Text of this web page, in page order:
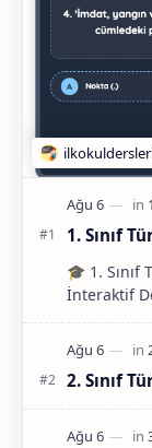
1. Sınıf
🎓 1. Sınıf
2. Sınıf